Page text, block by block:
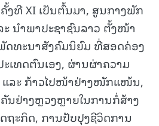
ງທີ XI ເປັນຕົ້ນມາ, ສູນກາງພັກ
ະ ນໍາພາປະຊາຊົນລາວ ຕັ້ງໜ້າ
ດທະນາສັງຄົມນິຍົມ ທີ່ສອດຄ່ອງ
ເທດຕົນເອງ, ຜ່ານຜ່າຄວາມ
ແລະ ກ້າວໄປໜ້າຢ່າງໜັກແໜ້ນ,
ນຢ່າງຫຼວງຫຼາຍໃນການກໍ່ສ້າງ
ຖະກິດ, ການປັບປຸງຊີວິດການ